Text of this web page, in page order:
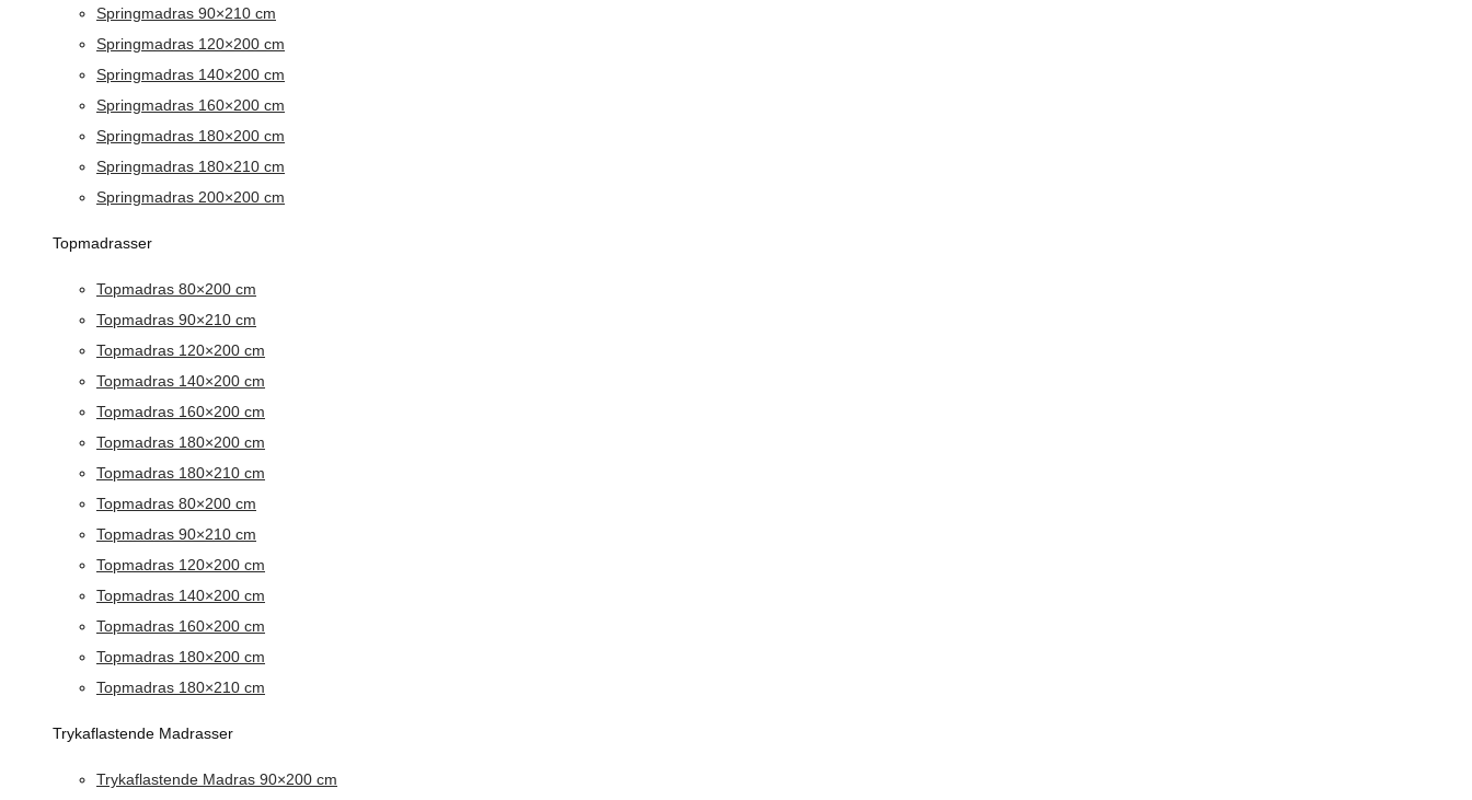
Springmadras 90×210 cm
Springmadras 120×200 cm
Springmadras 140×200 cm
Springmadras 160×200 cm
Springmadras 180×200 cm
Springmadras 180×210 cm
Springmadras 200×200 cm
Topmadrasser
Topmadras 80×200 cm
Topmadras 90×210 cm
Topmadras 120×200 cm
Topmadras 140×200 cm
Topmadras 160×200 cm
Topmadras 180×200 cm
Topmadras 180×210 cm
Topmadras 80×200 cm
Topmadras 90×210 cm
Topmadras 120×200 cm
Topmadras 140×200 cm
Topmadras 160×200 cm
Topmadras 180×200 cm
Topmadras 180×210 cm
Trykaflastende Madrasser
Trykaflastende Madras 90×200 cm